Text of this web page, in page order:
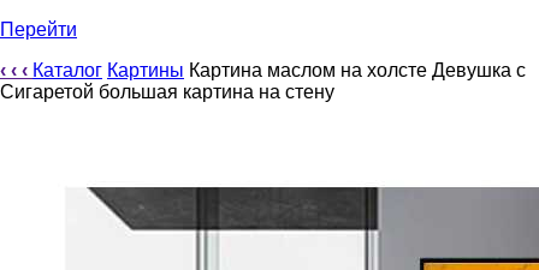
Перейти
‹ ‹ ‹ Каталог Картины Картина маслом на холсте Девушка с
Сигаретой большая картина на стену